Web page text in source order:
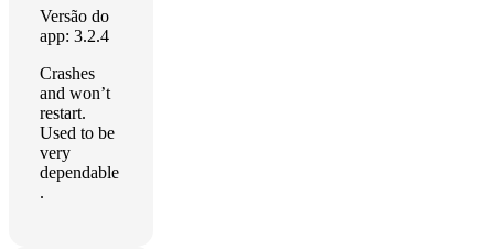
Versão do
app: 3.2.4
Crashes
and won’t
restart.
Used to be
very
dependable
.